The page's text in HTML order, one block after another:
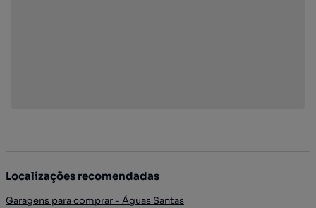
Localizações recomendadas
Garagens para comprar - Águas Santas